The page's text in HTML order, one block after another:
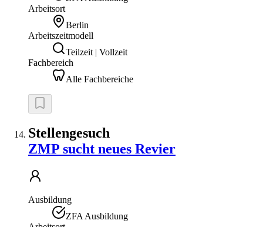
Arbeitsort
Berlin
Arbeitszeitmodell
Teilzeit | Vollzeit
Fachbereich
Alle Fachbereiche
Stellengesuch
ZMP sucht neues Revier
Ausbildung
ZFA Ausbildung